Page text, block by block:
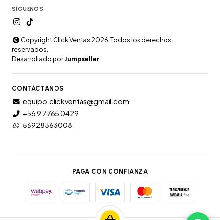
SÍGUENOS
Copyright Click Ventas 2026. Todos los derechos
reservados.
Desarrollado porJumpseller
CONTÁCTANOS
equipo.clickventas@gmail.com
+56 9 7765 0429
56928363008
PAGA CON CONFIANZA